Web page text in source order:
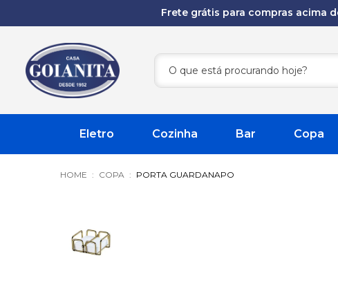
Frete grátis para compras acima
Eletro Cozinha Bar Copa
COPA PORTA GUARDANAPO